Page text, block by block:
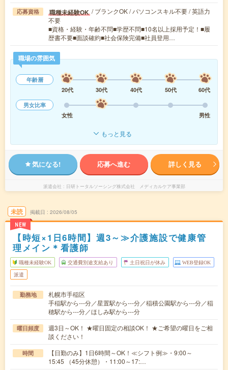
応募資格 職種未経験OK / ブランクOK / パソコンスキル不要 / 英語力
不要
■資格・経験・年齢不問■学歴不問■10名以上採用予定！■履
歴書不要■面談確約■社会保険完備■社員登用…
職場の雰囲気
年齢層
20代
30代 40代 50代
60代
男女比率
女性
男性
もっと見る
気になる! 応募へ進む 詳しく見る
派遣会社 日研トータルソーシング株式会社 メディカルケア事業部
未読
NEW
掲載日 2026/08/05
【時短×1日6時間】週3～≫介護施設で健康管
理メイン＊看護師
職種未経験OK 交通費別途支給あり 土日祝日が休み WEB登録OK
派遣
勤務地
札幌市手稲区
手稲駅から---分／星置駅から---分／稲積公園駅から---分／稲
穂駅から---分／ほしみ駅から---分
曜日頻度
週3日～OK！ ★曜日固定の相談OK！ ★ご希望の曜日をご相
談ください！
時間
【日勤のみ】1日6時間～OK！≪シフト例≫・9:00～
15:45 （45分休憩）・11:00～17:…